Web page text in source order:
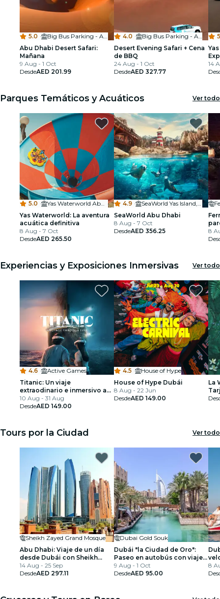
5.0 ·
Big Bus Parking - Abu Dhabi Mall
Abu Dhabi Desert Safari:
Mañana
9 Aug - 1 Oct
DesdeAED 201.99
4.0 ·
Big Bus Parking - Abu Dhabi Mall
Desert Evening Safari + Cena
de BBQ
24 Aug - 1 Oct
DesdeAED 327.77
14
Parques Temáticos y Acuáticos Ver todo
5.0 ·
Yas Waterworld Abu Dhabi
Yas Waterworld: La aventura
acuática definitiva
8 Aug - 7 Oct
DesdeAED 265.50
4.9 ·
SeaWorld Yas Island, Abu Dhabi
SeaWorld Abu Dhabi
8 Aug - 7 Oct
DesdeAED 356.25
y
8
Experiencias y Exposiciones Inmersivas Ver todo
4.6 ·
Active Games
Titanic: Un viaje
extraodinario e inmersivo a
través del tiempo
10 Aug - 31 Aug
DesdeAED 149.00
4.5 ·
House of Hype
House of Hype Dubái
8 Aug - 22 Jun
DesdeAED 149.00
La
Tours por la Ciudad Ver todo
Sheikh Zayed Grand Mosque
Abu Dhabi: Viaje de un día
desde Dubái con Sheikh
Zayed Mosque y Gulf Coast
14 Aug - 25 Sep
DesdeAED 297.11
Dubai Gold Souk
Dubái "la Ciudad de Oro":
Paseo en autobús con viaje
en taxi acuático
9 Aug - 1 Oct
DesdeAED 95.00
8